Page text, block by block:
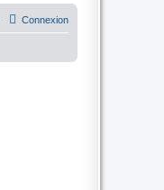
Connexion